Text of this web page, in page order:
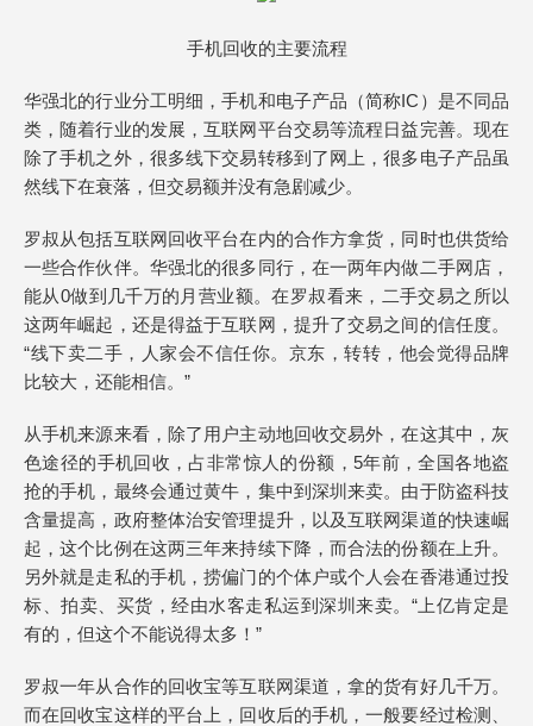
手机回收的主要流程
华强北的行业分工明细，手机和电子产品（简称IC）是不同品
类，随着行业的发展，互联网平台交易等流程日益完善。现在
除了手机之外，很多线下交易转移到了网上，很多电子产品虽
然线下在衰落，但交易额并没有急剧减少。
罗叔从包括互联网回收平台在内的合作方拿货，同时也供货给
一些合作伙伴。华强北的很多同行，在一两年内做二手网店，
能从0做到几千万的月营业额。在罗叔看来，二手交易之所以
这两年崛起，还是得益于互联网，提升了交易之间的信任度。
“线下卖二手，人家会不信任你。京东，转转，他会觉得品牌
比较大，还能相信。”
从手机来源来看，除了用户主动地回收交易外，在这其中，灰
色途径的手机回收，占非常惊人的份额，5年前，全国各地盗
抢的手机，最终会通过黄牛，集中到深圳来卖。由于防盗科技
含量提高，政府整体治安管理提升，以及互联网渠道的快速崛
起，这个比例在这两三年来持续下降，而合法的份额在上升。
另外就是走私的手机，捞偏门的个体户或个人会在香港通过投
标、拍卖、买货，经由水客走私运到深圳来卖。“上亿肯定是
有的，但这个不能说得太多！”
罗叔一年从合作的回收宝等互联网渠道，拿的货有好几千万。
而在回收宝这样的平台上，回收后的手机，一般要经过检测、